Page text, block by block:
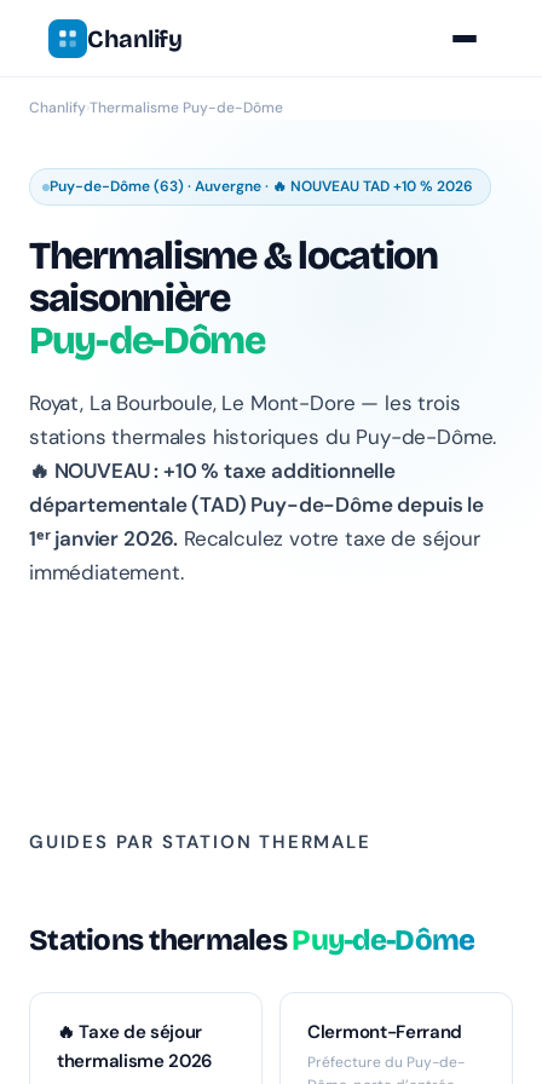
Chanlify
Chanlify›Thermalisme Puy-de-Dôme
Puy-de-Dôme (63) · Auvergne · 🔥 NOUVEAU TAD +10 % 2026
Thermalisme & location
saisonnière
Puy-de-Dôme
Royat, La Bourboule, Le Mont-Dore — les trois
stations thermales historiques du Puy-de-Dôme.
🔥 NOUVEAU : +10 % taxe additionnelle
départementale (TAD) Puy-de-Dôme depuis le
1ᵉʳ janvier 2026. Recalculez votre taxe de séjour
immédiatement.
GUIDES PAR STATION THERMALE
Stations thermalesPuy-de-Dôme
🔥 Taxe de séjour
thermalisme 2026
Clermont-Ferrand
Préfecture du Puy-de-
Chanlify Assistant
En ligne · Online
Bonjour 👋 Je suis l'assistant Chanlify. Comment puis-
Hello! I'm the Chanlify assistant. How can I help?